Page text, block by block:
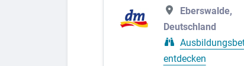
Sozialwesen
Eberswalde,
Deutschland
entdecken